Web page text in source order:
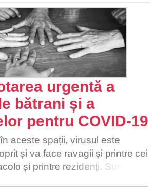
urgentă a
bătrani și a
pentru COVID-19
aceste spații, virusul este
și va face ravagii și printre cei
și printre rezidenți. Sunt